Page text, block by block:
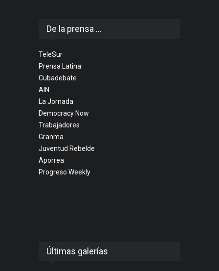
De la prensa ...
TeleSur
Prensa Latina
Cubadebate
AIN
La Jornada
Democracy Now
Trabajadores
Granma
Juventud Rebelde
Aporrea
Progreso Weekly
Últimas galerías